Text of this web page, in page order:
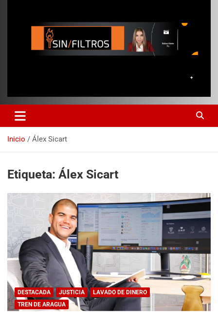
Inicio Álex Sicart
Etiqueta: Álex Sicart
DESTACADA JUSTICIA
LAVADO DE DINERO
TREN DE ARAGUA